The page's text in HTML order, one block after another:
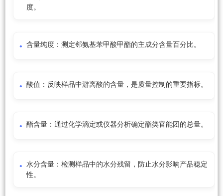
度。
含量纯度：测定邻氨基苯甲酸甲酯的主成分含量百分比。
酸值：反映样品中游离酸的含量，是质量控制的重要指标。
酯含量：通过化学滴定或仪器分析确定酯类官能团的总量。
水分含量：检测样品中的水分残留，防止水分影响产品稳定
性。